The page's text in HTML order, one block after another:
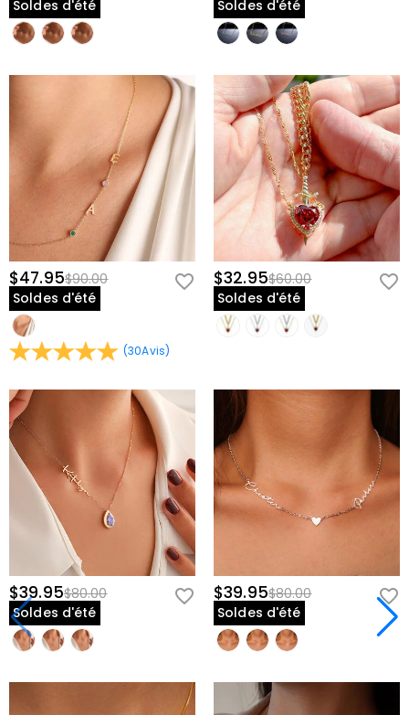
Soldes d'été
Soldes d'été
$47.95$90.00
Soldes d'été
(30Avis)
$32.95$60.00
Soldes d'été
$39.95$80.00
Soldes d'été
$39.95$80.00
Soldes d'été